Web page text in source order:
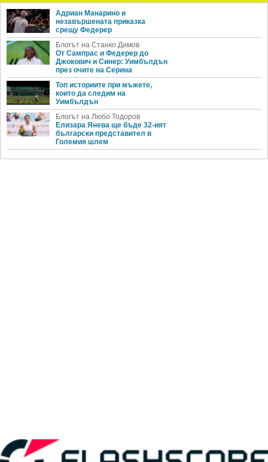
Адриан Манарино и
незавършената приказка
срещу Федерер
Блогът на Станко Димов
От Сампрас и Федерер до
Джокович и Синер: Уимбълдън
през очите на Серина
Топ историите при мъжете,
които да следим на
Уимбълдън
Блогът на Любо Тодоров
Елизара Янева ще бъде 32-ият
български представител в
Големия шлем